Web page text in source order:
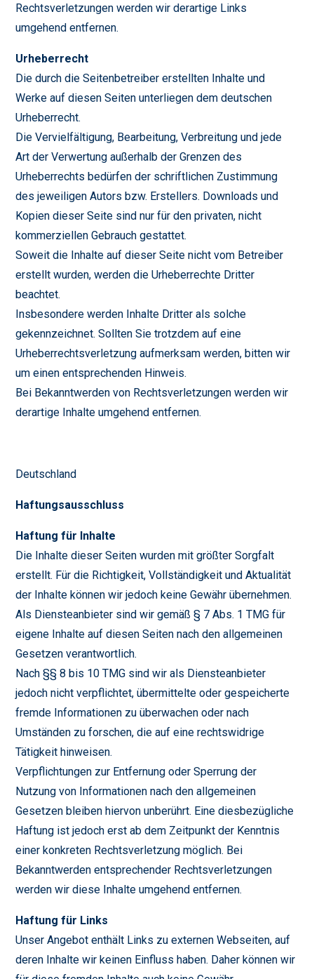
Rechtsverletzungen werden wir derartige Links
umgehend entfernen.
Urheberrecht
Die durch die Seitenbetreiber erstellten Inhalte und
Werke auf diesen Seiten unterliegen dem deutschen
Urheberrecht.
Die Vervielfältigung, Bearbeitung, Verbreitung und jede
Art der Verwertung außerhalb der Grenzen des
Urheberrechts bedürfen der schriftlichen Zustimmung
des jeweiligen Autors bzw. Erstellers. Downloads und
Kopien dieser Seite sind nur für den privaten, nicht
kommerziellen Gebrauch gestattet.
Soweit die Inhalte auf dieser Seite nicht vom Betreiber
erstellt wurden, werden die Urheberrechte Dritter
beachtet.
Insbesondere werden Inhalte Dritter als solche
gekennzeichnet. Sollten Sie trotzdem auf eine
Urheberrechtsverletzung aufmerksam werden, bitten wir
um einen entsprechenden Hinweis.
Bei Bekanntwerden von Rechtsverletzungen werden wir
derartige Inhalte umgehend entfernen.
Deutschland
Haftungsausschluss
Haftung für Inhalte
Die Inhalte dieser Seiten wurden mit größter Sorgfalt
erstellt. Für die Richtigkeit, Vollständigkeit und Aktualität
der Inhalte können wir jedoch keine Gewähr übernehmen.
Als Diensteanbieter sind wir gemäß § 7 Abs. 1 TMG für
eigene Inhalte auf diesen Seiten nach den allgemeinen
Gesetzen verantwortlich.
Nach §§ 8 bis 10 TMG sind wir als Diensteanbieter
jedoch nicht verpflichtet, übermittelte oder gespeicherte
fremde Informationen zu überwachen oder nach
Umständen zu forschen, die auf eine rechtswidrige
Tätigkeit hinweisen.
Verpflichtungen zur Entfernung oder Sperrung der
Nutzung von Informationen nach den allgemeinen
Gesetzen bleiben hiervon unberührt. Eine diesbezügliche
Haftung ist jedoch erst ab dem Zeitpunkt der Kenntnis
einer konkreten Rechtsverletzung möglich. Bei
Bekanntwerden entsprechender Rechtsverletzungen
werden wir diese Inhalte umgehend entfernen.
Haftung für Links
Unser Angebot enthält Links zu externen Webseiten, auf
deren Inhalte wir keinen Einfluss haben. Daher können wir